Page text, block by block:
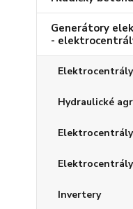
Generátory
-
Hydraulické
Invertery